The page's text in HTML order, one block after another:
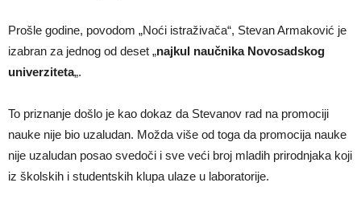
Prošle godine, povodom „Noći istraživača“, Stevan Armaković je
izabran za jednog od deset „najkul naučnika Novosadskog
univerziteta„.
To priznanje došlo je kao dokaz da Stevanov rad na promociji
nauke nije bio uzaludan. Možda više od toga da promocija nauke
nije uzaludan posao svedoči i sve veći broj mladih prirodnjaka koji
iz školskih i studentskih klupa ulaze u laboratorije.